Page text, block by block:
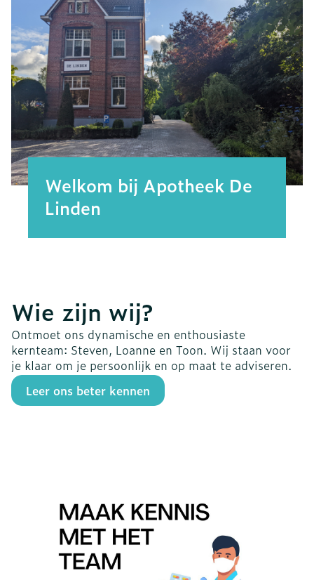
Welkom bij Apotheek De
Linden
Wie zijn wij?
Ontmoet ons dynamische en enthousiaste
kernteam: Steven, Loanne en Toon. Wij staan voor
je klaar om je persoonlijk en op maat te adviseren.
Leer ons beter kennen